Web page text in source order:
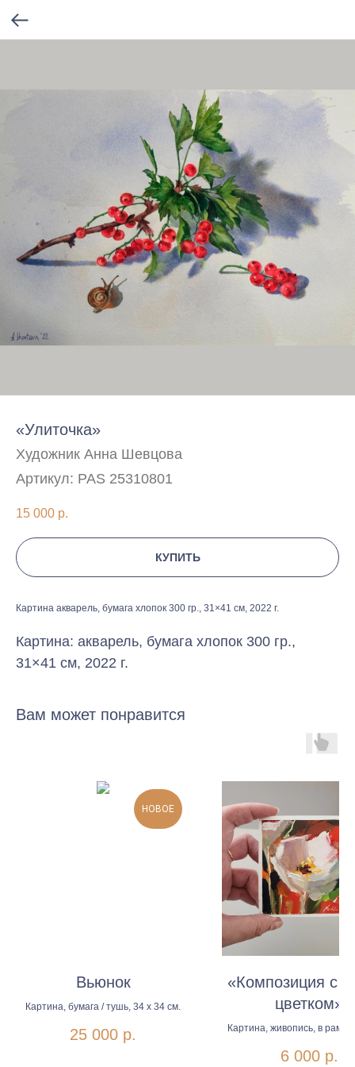
«Улиточка»
Художник Анна Шевцова
Артикул: PAS 25310801
15 000 р.
КУПИТЬ
Картина акварель, бумага хлопок 300 гр., 31×41 см, 2022 г.
Картина: акварель, бумага хлопок 300 гр.,
31×41 см, 2022 г.
Вам может понравится
НОВОЕ
Вьюнок
Картина, бумага / тушь, 34 х 34 см.
25 000 р.
«Композиция с
цветком»
Картина, живопись, в раме
6 000 р.